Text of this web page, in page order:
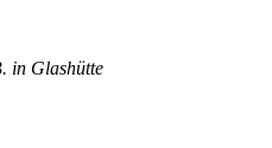
in Glashütte